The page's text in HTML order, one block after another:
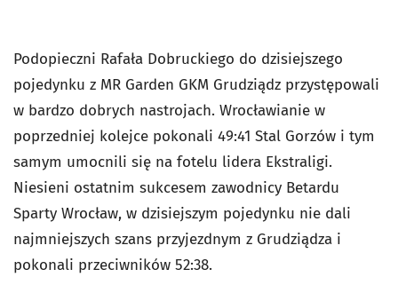
Podopieczni Rafała Dobruckiego do dzisiejszego
pojedynku z MR Garden GKM Grudziądz przystępowali
w bardzo dobrych nastrojach. Wrocławianie w
poprzedniej kolejce pokonali 49:41 Stal Gorzów i tym
samym umocnili się na fotelu lidera Ekstraligi.
Niesieni ostatnim sukcesem zawodnicy Betardu
Sparty Wrocław, w dzisiejszym pojedynku nie dali
najmniejszych szans przyjezdnym z Grudziądza i
pokonali przeciwników 52:38.